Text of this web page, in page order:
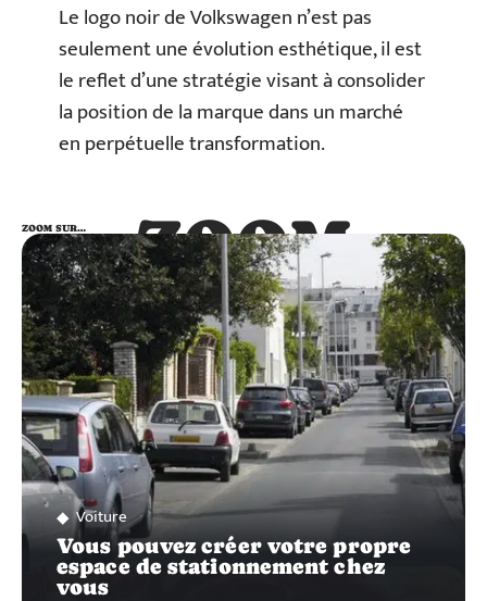
Le logo noir de Volkswagen n’est pas
seulement une évolution esthétique, il est
le reflet d’une stratégie visant à consolider
la position de la marque dans un marché
en perpétuelle transformation.
ZOOM
SUR…
ZOOM SUR…
Voiture
Vous pouvez créer votre propre
espace de stationnement chez
vous